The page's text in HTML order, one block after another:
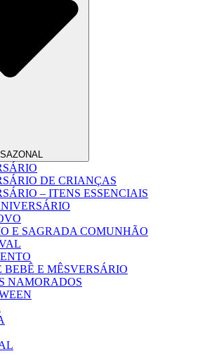
DE CRIANÇAS
– ITENS ESSENCIAIS
E SAGRADA COMUNHÃO
BEBÊ E MÊSVERSÁRIO
NAMORADOS